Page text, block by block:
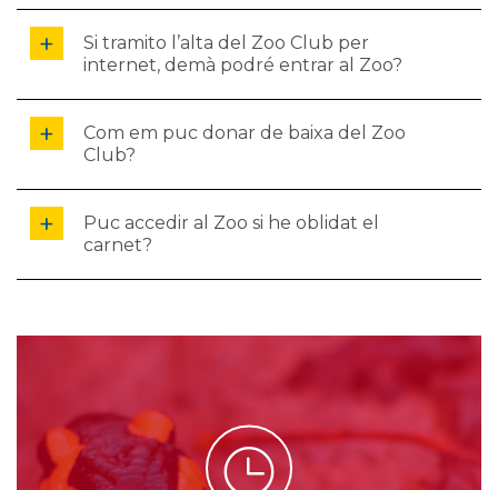
Si tramito l’alta del Zoo Club per
internet, demà podré entrar al Zoo?
Com em puc donar de baixa del Zoo
Club?
Puc accedir al Zoo si he oblidat el
carnet?